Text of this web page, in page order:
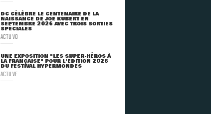
DC CÉLÈBRE LE CENTENAIRE DE LA
NAISSANCE DE JOE KUBERT EN
SEPTEMBRE 2026 AVEC TROIS SORTIES
SPÉCIALES
ACTU VO
UNE EXPOSITION "LES SUPER-HÉROS À
LA FRANÇAISE" POUR L'ÉDITION 2026
DU FESTIVAL HYPERMONDES
ACTU VF